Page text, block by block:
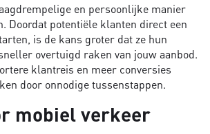
en persoonlijke manier
Doordat potentiële klanten direct een
is de kans groter dat ze hun
overtuigd raken van jouw aanbod.
klantreis en meer conversies
door onnodige tussenstappen.
mobiel verkeer